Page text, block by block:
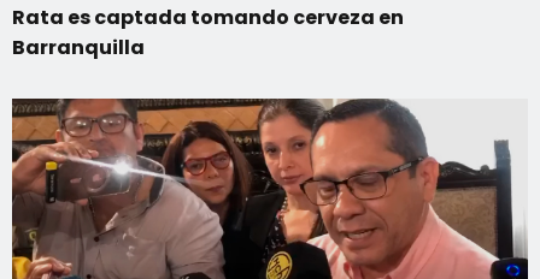
Rata es captada tomando cerveza en
Barranquilla